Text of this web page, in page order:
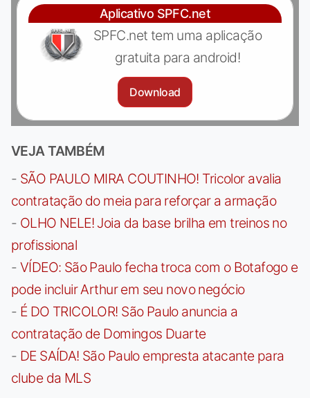
Aplicativo SPFC.net
SPFC.net tem uma aplicação
gratuita para android!
Download
VEJA TAMBÉM
- SÃO PAULO MIRA COUTINHO! Tricolor avalia
contratação do meia para reforçar a armação
- OLHO NELE! Joia da base brilha em treinos no
profissional
- VÍDEO: São Paulo fecha troca com o Botafogo e
pode incluir Arthur em seu novo negócio
- É DO TRICOLOR! São Paulo anuncia a
contratação de Domingos Duarte
- DE SAÍDA! São Paulo empresta atacante para
clube da MLS